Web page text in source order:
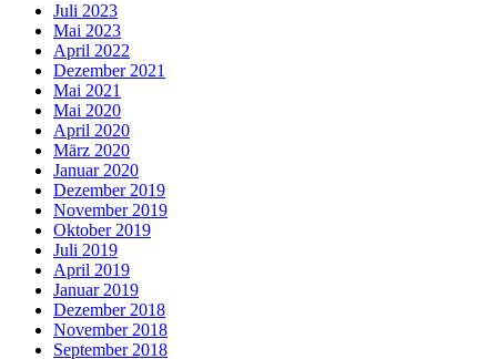
Juli 2023
Mai 2023
April 2022
Dezember 2021
Mai 2021
Mai 2020
April 2020
März 2020
Januar 2020
Dezember 2019
November 2019
Oktober 2019
Juli 2019
April 2019
Januar 2019
Dezember 2018
November 2018
September 2018